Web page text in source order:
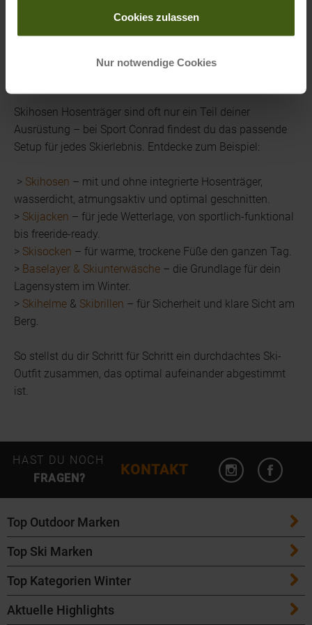
Cookies zulassen
Nur notwendige Cookies
und Pistenmodus wechselst.
PASST PERFEKT: WEITERE SKI ALPIN
Skihosen Hosenträger sind oft nur ein Teil deiner
Ausrüstung – bei Sport Conrad findest du das passende
Setup für jedes Skierlebnis. Entdecke zum Beispiel:
> Skihosen – mit und ohne integrierte Hosenträger,
wasserdicht, atmungsaktiv und optimal geschnitten.
> Skijacken – für jede Wetterlage, von sportlich-funktional
bis freeride-ready.
> Skisocken – für warme, trockene Füße den ganzen Tag.
> Baselayer & Skiunterwäsche – die Grundlage für dein
Lagensystem im Winter.
> Skihelme & Skibrillen – für Sicherheit und klare Sicht am
Berg.
So stellst du dir Schritt für Schritt ein durchdachtes Ski-
Outfit zusammen, das optimal aufeinander abgestimmt
ist.
HAST DU NOCH
FRAGEN?
KONTAKT
Instagram
Top Outdoor Marken
Patagonia
Maloja
Salomon
Top Ski Marken
ATK Bindungen
K2 Ski
Top Kategorien Winter
Ski
Aktuelle Highlights